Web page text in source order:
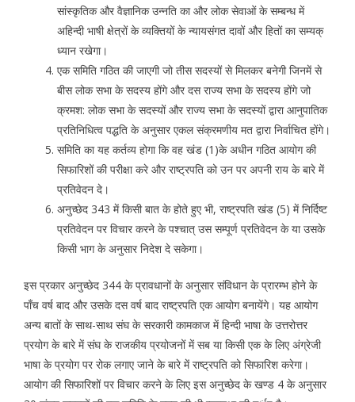
सांस्कृतिक और वैज्ञानिक उन्नति का और लोक सेवाओं के सम्बन्ध में
अहिन्दी भाषी क्षेत्रों के व्यक्तियों के न्यायसंगत दावों और हितों का सम्यक्
ध्यान रखेगा।
एक समिति गठित की जाएगी जो तीस सदस्यों से मिलकर बनेगी जिनमें से
बीस लोक सभा के सदस्य होंगे और दस राज्य सभा के सदस्य होंगे जो
क्रमश: लोक सभा के सदस्यों और राज्य सभा के सदस्यों द्वारा आनुपातिक
प्रतिनिधित्व पद्धति के अनुसार एकल संक्रमणीय मत द्वारा निर्वाचित होंगे।
समिति का यह कर्तव्य होगा कि वह खंड (1)के अधीन गठित आयोग की
सिफारिशों की परीक्षा करे और राष्ट्रपति को उन पर अपनी राय के बारे में
प्रतिवेदन दे।
अनुच्छेद 343 में किसी बात के होते हुए भी, राष्ट्रपति खंड (5) में निर्दिष्ट
प्रतिवेदन पर विचार करने के पश्चात् उस सम्पूर्ण प्रतिवेदन के या उसके
किसी भाग के अनुसार निदेश दे सकेगा।
इस प्रकार अनुच्छेद 344 के प्रावधानों के अनुसार संविधान के प्रारम्भ होने के
पाँच वर्ष बाद और उसके दस वर्ष बाद राष्ट्रपति एक आयोग बनायेंगे। यह आयोग
अन्य बातों के साथ-साथ संघ के सरकारी कामकाज में हिन्दी भाषा के उत्तरोत्तर
प्रयोग के बारे में संघ के राजकीय प्रयोजनों में सब या किसी एक के लिए अंग्रेजी
भाषा के प्रयोग पर रोक लगाए जाने के बारे में राष्ट्रपति को सिफारिश करेगा।
आयोग की सिफारिशों पर विचार करने के लिए इस अनुच्छेद के खण्ड 4 के अनुसार